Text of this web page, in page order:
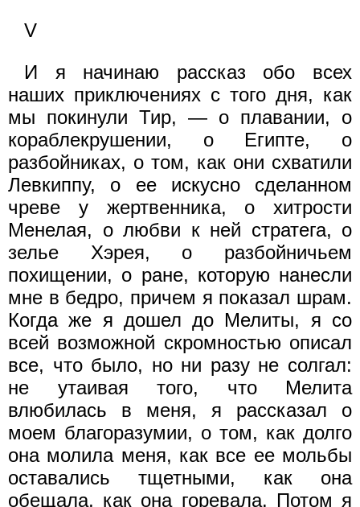
V
И я начинаю рассказ обо всех
наших приключениях с того дня, как
мы покинули Тир, — о плавании, о
кораблекрушении, о Египте, о
разбойниках, о том, как они схватили
Левкиппу, о ее искусно сделанном
чреве у жертвенника, о хитрости
Менелая, о любви к ней стратега, о
зелье Хэрея, о разбойничьем
похищении, о ране, которую нанесли
мне в бедро, причем я показал шрам.
Когда же я дошел до Мелиты, я со
всей возможной скромностью описал
все, что было, но ни разу не солгал:
не утаивая того, что Мелита
влюбилась в меня, я рассказал о
моем благоразумии, о том, как долго
она молила меня, как все ее мольбы
оставались тщетными, как она
обещала, как она горевала. Потом я